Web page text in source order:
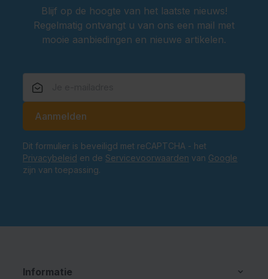
Blijf op de hoogte van het laatste nieuws!
Regelmatig ontvangt u van ons een mail met
mooie aanbiedingen en nieuwe artikelen.
Aanmelden
Dit formulier is beveiligd met reCAPTCHA - het
Privacybeleid en de Servicevoorwaarden van Google
zijn van toepassing.
Informatie